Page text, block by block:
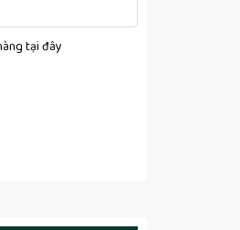
tại đây